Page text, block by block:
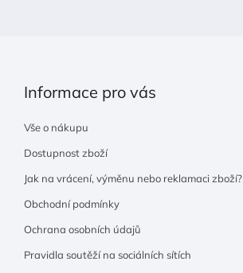
Informace pro vás
Vše o nákupu
Dostupnost zboží
Jak na vrácení, výměnu nebo reklamaci zboží?
Obchodní podmínky
Ochrana osobních údajů
Pravidla soutěží na sociálních sítích